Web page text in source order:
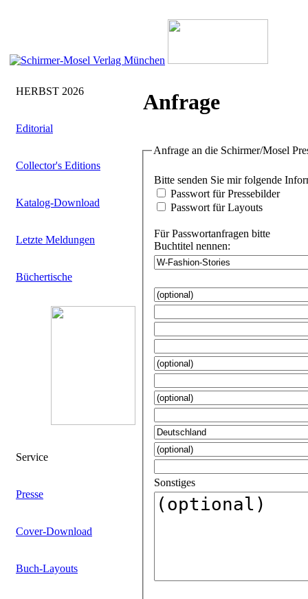
HERBST 2026
Editorial
Collector's Editions
Katalog-Download
Letzte Meldungen
Büchertische
Service
Presse
Cover-Download
Buch-Layouts
Anfrage
Anfrage an die Schirmer/Mosel
Bitte senden
Passwort für Pressebilder
Passwort für Layouts
Für Passwortanfragen bitte
Buchtitel nennen:
Sonstiges